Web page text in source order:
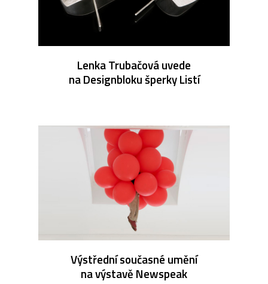
Lenka Trubačová uvede
na Designbloku šperky Listí
Výstřední současné umění
na výstavě Newspeak